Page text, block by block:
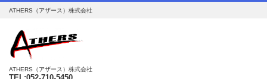
ATHERS（アザース）株式会社
ATHERS（アザース）株式会社